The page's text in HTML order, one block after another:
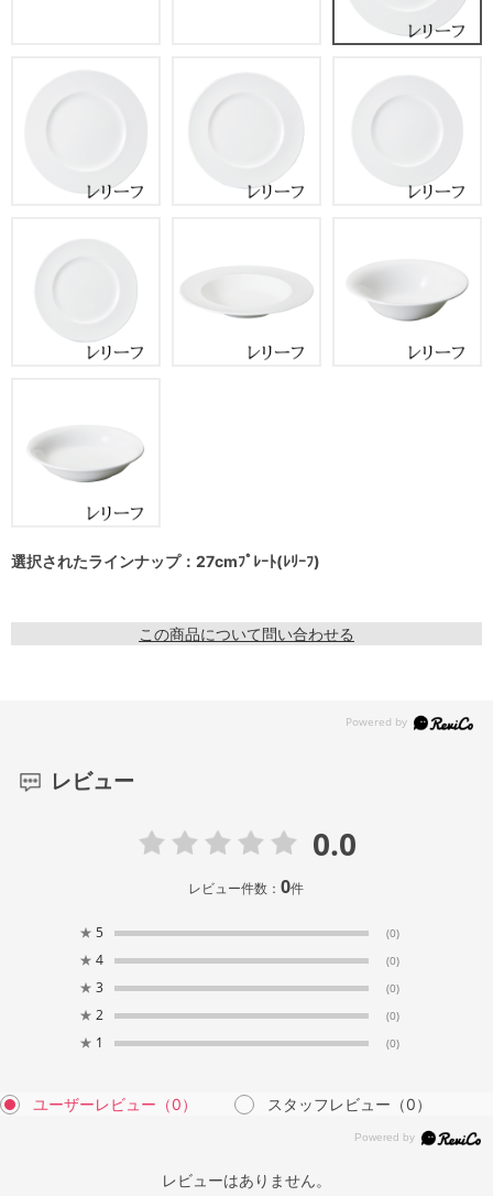
選択されたラインナップ：27cmﾌﾟﾚｰﾄ(ﾚﾘｰﾌ)
この商品について問い合わせる
レビュー
0.0
レビュー件数：0件
★ 5 (0)
★ 4 (0)
★ 3 (0)
★ 2 (0)
★ 1 (0)
ユーザーレビュー （0） スタッフレビュー （0）
レビューはありません。